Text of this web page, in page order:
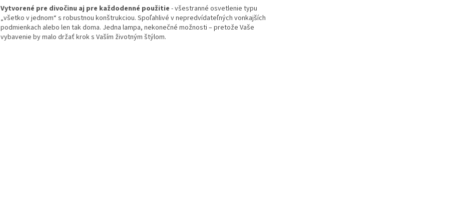
Vytvorené pre divočinu aj pre každodenné použitie - všestranné osvetlenie typu
„všetko v jednom“ s robustnou konštrukciou. Spoľahlivé v nepredvídateľných vonkajších
podmienkach alebo len tak doma. Jedna lampa, nekonečné možnosti – pretože Vaše
vybavenie by malo držať krok s Vaším životným štýlom.